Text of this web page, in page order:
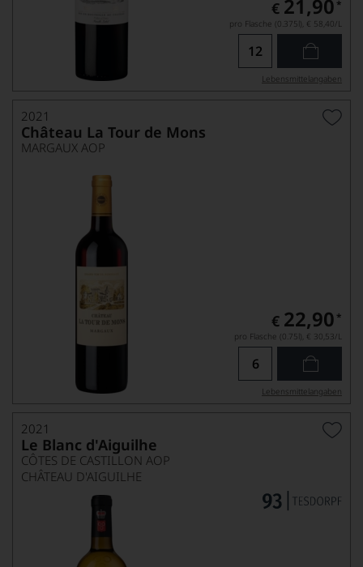
€ 21,90 *
pro Flasche (0.375l), € 58,40/L
Lebensmittel­angaben
2021
Château La Tour de Mons
MARGAUX AOP
€ 22,90 *
pro Flasche (0.75l), € 30,53/L
Lebensmittel­angaben
2021
Le Blanc d'Aiguilhe
CÔTES DE CASTILLON AOP
CHÂTEAU D'AIGUILHE